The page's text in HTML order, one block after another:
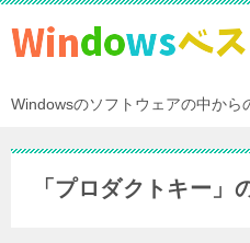
Windowsのソフトウェアの中から
「プロダクトキー」